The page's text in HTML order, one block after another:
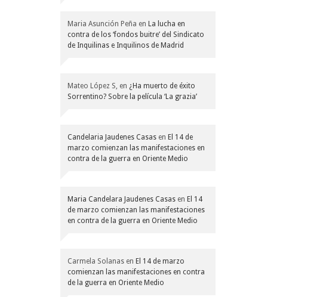
Maria Asunción Peña en La lucha en
contra de los ‘fondos buitre’ del Sindicato
de Inquilinas e Inquilinos de Madrid
Mateo López S, en ¿Ha muerto de éxito
Sorrentino? Sobre la película ‘La grazia’
Candelaria Jaudenes Casas en El 14 de
marzo comienzan las manifestaciones en
contra de la guerra en Oriente Medio
Maria Candelara Jaudenes Casas en El 14
de marzo comienzan las manifestaciones
en contra de la guerra en Oriente Medio
Carmela Solanas en El 14 de marzo
comienzan las manifestaciones en contra
de la guerra en Oriente Medio